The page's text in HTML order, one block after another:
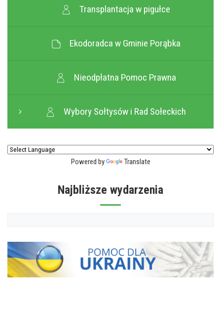
Transplantacja w pigułce
Ekodoradca w Gminie Porąbka
Nieodpłatna Pomoc Prawna
Wybory Sołtysów i Rad Sołeckich
Powered by Translate
Najbliższe wydarzenia